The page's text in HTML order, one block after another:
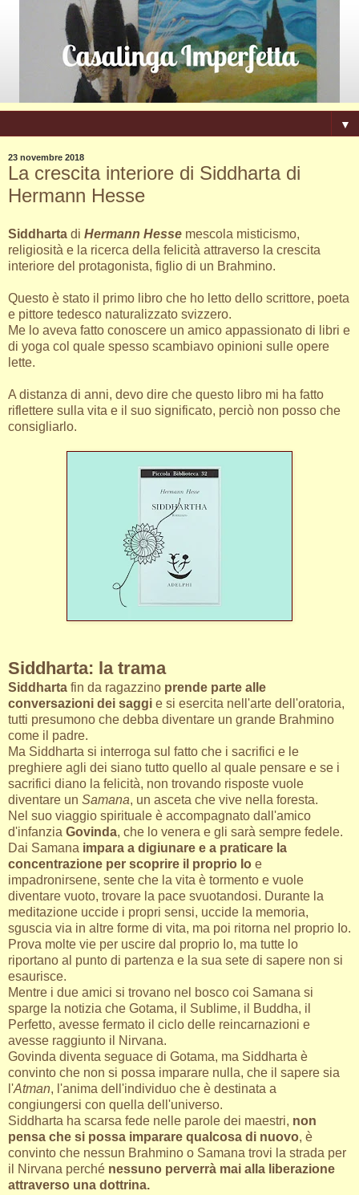
▼
23 novembre 2018
La crescita interiore di Siddharta di
Hermann Hesse
Siddharta di Hermann Hesse mescola misticismo,
religiosità e la ricerca della felicità attraverso la crescita
interiore del protagonista, figlio di un Brahmino.
Questo è stato il primo libro che ho letto dello scrittore, poeta
e pittore tedesco naturalizzato svizzero.
Me lo aveva fatto conoscere un amico appassionato di libri e
di yoga col quale spesso scambiavo opinioni sulle opere
lette.
A distanza di anni, devo dire che questo libro mi ha fatto
riflettere sulla vita e il suo significato, perciò non posso che
consigliarlo.
Siddharta: la trama
Siddharta fin da ragazzino prende parte alle
conversazioni dei saggi e si esercita nell'arte dell'oratoria,
tutti presumono che debba diventare un grande Brahmino
come il padre.
Ma Siddharta si interroga sul fatto che i sacrifici e le
preghiere agli dei siano tutto quello al quale pensare e se i
sacrifici diano la felicità, non trovando risposte vuole
diventare un Samana, un asceta che vive nella foresta.
Nel suo viaggio spirituale è accompagnato dall'amico
d'infanzia Govinda, che lo venera e gli sarà sempre fedele.
Dai Samana impara a digiunare e a praticare la
concentrazione per scoprire il proprio Io e
impadronirsene, sente che la vita è tormento e vuole
diventare vuoto, trovare la pace svuotandosi. Durante la
meditazione uccide i propri sensi, uccide la memoria,
sguscia via in altre forme di vita, ma poi ritorna nel proprio Io.
Prova molte vie per uscire dal proprio Io, ma tutte lo
riportano al punto di partenza e la sua sete di sapere non si
esaurisce.
Mentre i due amici si trovano nel bosco coi Samana si
sparge la notizia che Gotama, il Sublime, il Buddha, il
Perfetto, avesse fermato il ciclo delle reincarnazioni e
avesse raggiunto il Nirvana.
Govinda diventa seguace di Gotama, ma Siddharta è
convinto che non si possa imparare nulla, che il sapere sia
l'Atman, l'anima dell'individuo che è destinata a
congiungersi con quella dell'universo.
Siddharta ha scarsa fede nelle parole dei maestri, non
pensa che si possa imparare qualcosa di nuovo, è
convinto che nessun Brahmino o Samana trovi la strada per
il Nirvana perché nessuno perverrà mai alla liberazione
attraverso una dottrina.